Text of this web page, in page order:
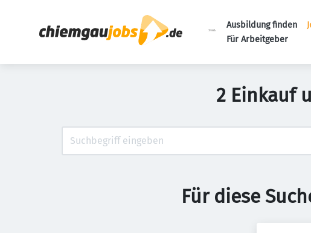
Ausbildung finden
Für Arbeitgeber
2 Einkauf
Für diese